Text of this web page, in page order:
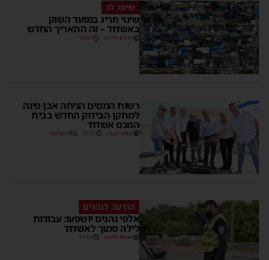
שימו לב
שינוי חריג במועד השוק
באשדוד – זה התאריך החדש
מנחם דויטש 16:07
רשות המסים הניחה אבן פינה
למתקן הבידוק החדש בבית
המכס אשדוד
משה קאהן 15:37 1 תגובות
הודעה לנהגים
אלפי נהגים יושפעו: עבודות
לילה סמוך לאשדוד
מנחם דויטש 11:10